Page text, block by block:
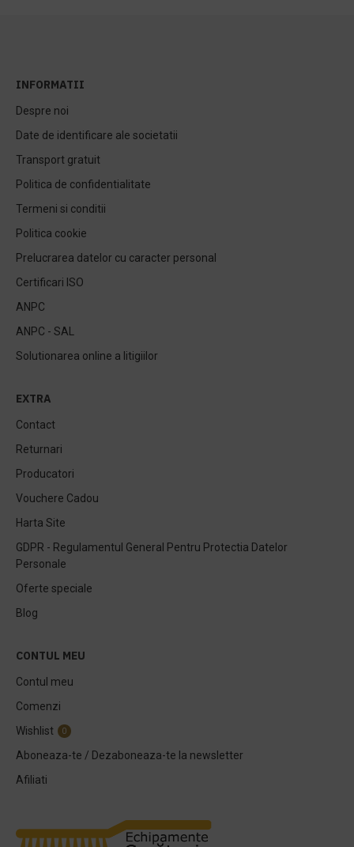
INFORMATII
Despre noi
Date de identificare ale societatii
Transport gratuit
Politica de confidentialitate
Termeni si conditii
Politica cookie
Prelucrarea datelor cu caracter personal
Certificari ISO
ANPC
ANPC - SAL
Solutionarea online a litigiilor
EXTRA
Contact
Returnari
Producatori
Vouchere Cadou
Harta Site
GDPR - Regulamentul General Pentru Protectia Datelor
Personale
Oferte speciale
Blog
CONTUL MEU
Contul meu
Comenzi
Wishlist
0
Aboneaza-te / Dezaboneaza-te la newsletter
Afiliati